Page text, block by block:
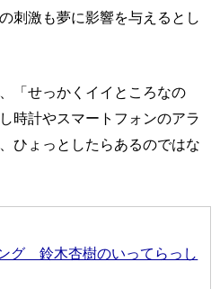
刺激も夢に影響を与えるとし
「せっかくイイところなの
時計やスマートフォンのアラ
ひょっとしたらあるのではな
グ 鈴木杏樹のいってらっし